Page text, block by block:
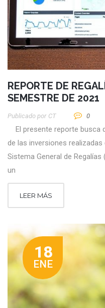
REPORTE DE
SEMESTRE DE 2021
Publicado por CT 0
El presente reporte busca
de las inversiones
Sistema General de Regalías
un
LEER MÁS
18
ENE